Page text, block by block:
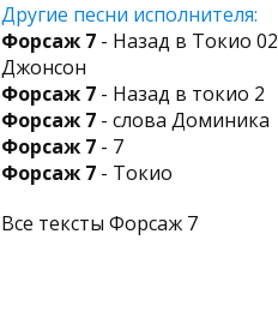
Другие песни исполнителя:
Форсаж 7 - Назад в Токио
Джонсон
Форсаж 7 - Назад в токио 2
Форсаж 7 - слова Доминика
Форсаж 7 - 7
Форсаж 7 - Токио
Все тексты Форсаж 7